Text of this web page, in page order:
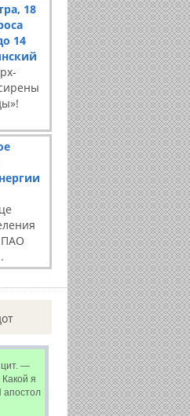
18
14
—
я
апостол